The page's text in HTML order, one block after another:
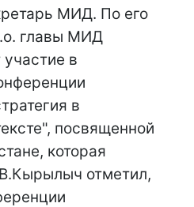
МИД. По его
главы МИД
в
в
посвященной
которая
В.Кырылыч отметил,